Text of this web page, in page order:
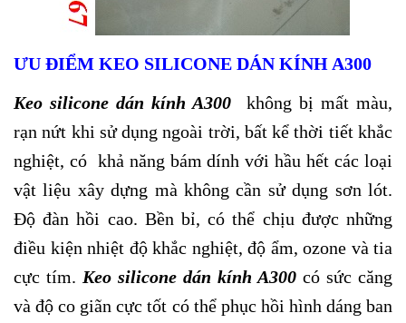
ƯU ĐIỂM KEO SILICONE DÁN KÍNH A300
Keo silicone dán kính A300
không bị mất màu,
rạn nứt khi sử dụng ngoài trời, bất kể thời tiết khắc
nghiệt, có khả năng bám dính với hầu hết các loại
vật liệu xây dựng mà không cần sử dụng sơn lót.
Độ đàn hồi cao. Bền bỉ, có thể chịu được những
điều kiện nhiệt độ khắc nghiệt, độ ẩm, ozone và tia
cực tím. Keo silicone dán kính A300 có sức căng
và độ co giãn cực tốt có thể phục hồi hình dáng ban